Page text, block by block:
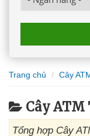
Trang chủ Cây
Cây
Tổng hợp Cây